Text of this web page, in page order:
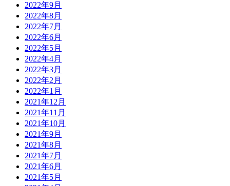
2022年9月
2022年8月
2022年7月
2022年6月
2022年5月
2022年4月
2022年3月
2022年2月
2022年1月
2021年12月
2021年11月
2021年10月
2021年9月
2021年8月
2021年7月
2021年6月
2021年5月